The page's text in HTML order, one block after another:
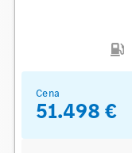
Cena
51.498 €